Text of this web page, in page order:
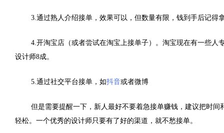
3.通过熟人介绍接单，效果可以，但数量有限，钱到手后记得
4.开淘宝店（或者尝试在淘宝上接单子）。淘宝现在有一些
设计师8成。
5.通过社交平台接单，如抖音或者微博
但是需要提醒一下，新人最好不要着急接单赚钱，建议把时
轻松。一个优秀的设计师只要有了好的渠道，就不愁接单。